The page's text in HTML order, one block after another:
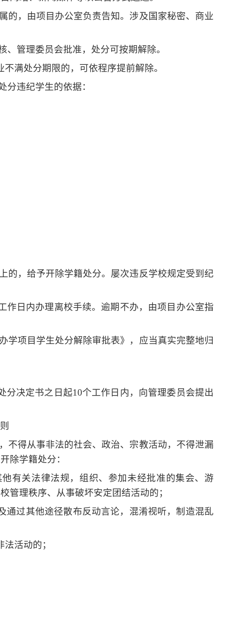
的，由项目办公室负责告知。涉及国家秘密、商业
管理委员会批准，处分可按期解除。
满处分期限的，可依程序提前解除。
分违纪学生的依据：
的，给予开除学籍处分。屡次违反学校规定受到纪
作日内办理离校手续。逾期不办，由项目办公室指
学项目学生处分解除审批表》，应当真实完整地归
分决定书之日起10个工作日内，向管理委员会提出
不得从事非法的社会、政治、宗教活动，不得泄漏
除学籍处分：
有关法律法规，组织、参加未经批准的集会、游
管理秩序、从事破坏安定团结活动的；
通过其他途径散布反动言论，混淆视听，制造混乱
活动的；